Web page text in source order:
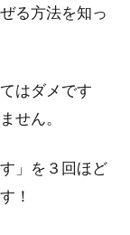
る方法を知っ
はダメです
せん。
」を３回ほど
！